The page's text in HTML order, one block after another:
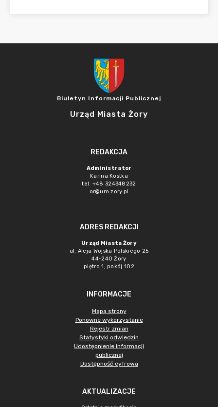
Biuletyn Informacji Publicznej
Urząd Miasta Żory
REDAKCJA
Administrator
Karina Kostka
tel. +48 324348232
or@um.zory.pl
ADRES REDAKCJI
Urząd Miasta Żory
ul. Aleja Wojska Polskiego 25
44-240 Żory
piętro 1, pokój 102
INFORMACJE
Mapa strony
Ponowne wykorzystanie
Rejestr zmian
Statystyki odwiedzin
Udostępnienie informacji
publicznej
Dostępność cyfrowa
AKTUALIZACJE